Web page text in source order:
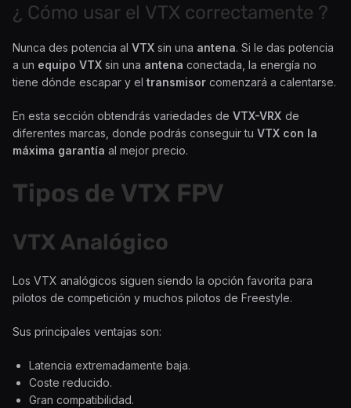
¿ Cómo usar el VTX correctamente ?
Nunca des potencia al VTX sin una antena. Si le das potencia
a un equipo VTX sin una antena conectada, la energía no
tiene dónde escapar y el transmisor comenzará a calentarse.
En esta sección obtendrás variedades de VTX-VRX de
diferentes marcas, donde podrás conseguir tu VTX con la
máxima garantía al mejor precio.
Tipos de VTX FPV
VTX Analógico
Los VTX analógicos siguen siendo la opción favorita para
pilotos de competición y muchos pilotos de Freestyle.
Sus principales ventajas son:
Latencia extremadamente baja.
Coste reducido.
Gran compatibilidad.